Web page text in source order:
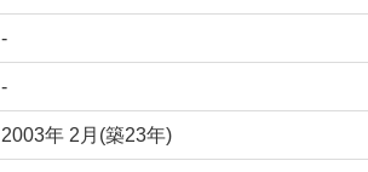
-
-
2003年 2月(築23年)